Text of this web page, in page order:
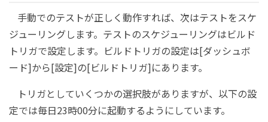
手動でのテストが正しく動作すれば、次はテストをスケ
ジューリングします。テストのスケジューリングはビルド
トリガで設定します。ビルドトリガの設定は[ダッシュボ
ード]から[設定]の[ビルドトリガ]にあります。
トリガとしていくつかの選択肢がありますが、以下の設
定では毎日23時00分に起動するようにしています。